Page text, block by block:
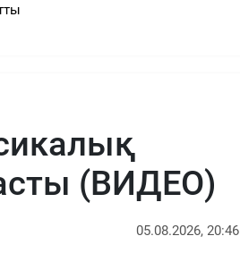
(ВИДЕО)
05.08.2026, 20:46